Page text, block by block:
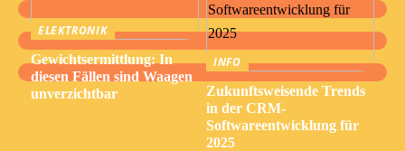
ELEKTRONIK
Gewichtsermittlung: In
diesen Fällen sind Waagen
unverzichtbar
INFO
Zukunftsweisende Trends
in der CRM-
Softwareentwicklung für
2025